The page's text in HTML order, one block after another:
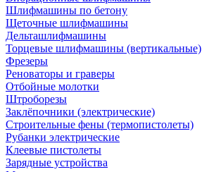
Шлифмашины по бетону
Щеточные шлифмашины
Дельташлифмашины
Торцевые шлифмашины (вертикальные)
Фрезеры
Реноваторы и граверы
Отбойные молотки
Штроборезы
Заклёпочники (электрические)
Строительные фены (термопистолеты)
Рубанки электрические
Клеевые пистолеты
Зарядные устройства